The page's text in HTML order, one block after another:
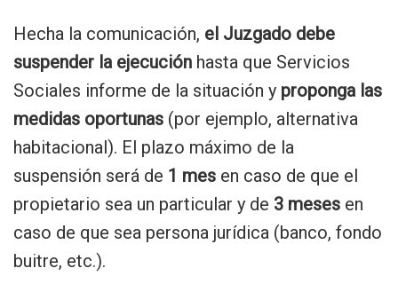
Hecha la comunicación, el Juzgado debe
suspender la ejecución hasta que Servicios
Sociales informe de la situación y proponga las
medidas oportunas (por ejemplo, alternativa
habitacional). El plazo máximo de la
suspensión será de 1 mes en caso de que el
propietario sea un particular y de 3 meses en
caso de que sea persona jurídica (banco, fondo
buitre, etc.).